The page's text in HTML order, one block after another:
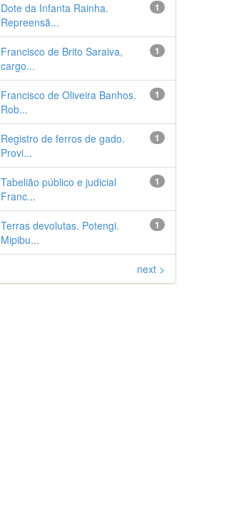
1
Dote da Infanta Rainha.
Repreensã...
1
Francisco de Brito Saraiva,
cargo...
1
Francisco de Oliveira Banhos.
Rob...
1
Registro de ferros de gado.
Provi...
1
Tabelião público e judicial
Franc...
1
Terras devolutas. Potengi.
Mipibu...
next >